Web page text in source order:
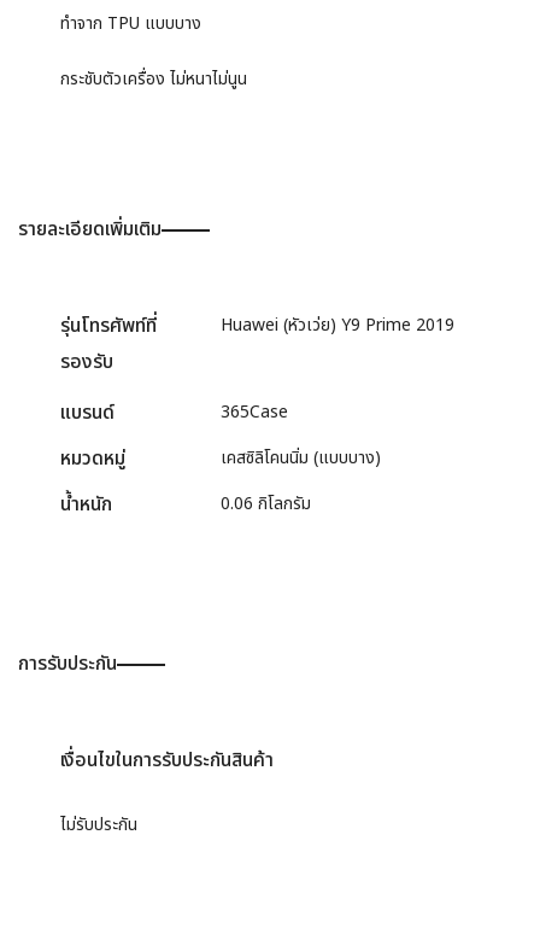
ทำจาก TPU แบบบาง
กระชับตัวเครื่อง ไม่หนาไม่นูน
รายละเอียดเพิ่มเติม
รุ่นโทรศัพท์ที่
รองรับ
Huawei (หัวเว่ย) Y9 Prime 2019
แบรนด์ 365Case
หมวดหมู่ เคสซิลิโคนนิ่ม (แบบบาง)
น้ำหนัก 0.06 กิโลกรัม
การรับประกัน
เงื่อนไขในการรับประกันสินค้า
ไม่รับประกัน